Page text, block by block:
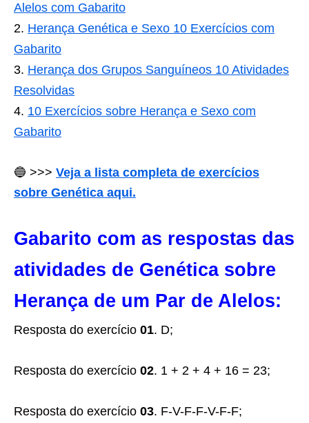
Alelos com Gabarito
Herança Genética e Sexo 10 Exercícios com
Gabarito
Herança dos Grupos Sanguíneos 10 Atividades
Resolvidas
10 Exercícios sobre Herança e Sexo com
Gabarito
🔵 >>> Veja a lista completa de exercícios
sobre Genética aqui.
Gabarito com as respostas das
atividades de Genética sobre
Herança de um Par de Alelos:
Resposta do exercício 01. D;
Resposta do exercício 02. 1 + 2 + 4 + 16 = 23;
Resposta do exercício 03. F-V-F-F-V-F-F;